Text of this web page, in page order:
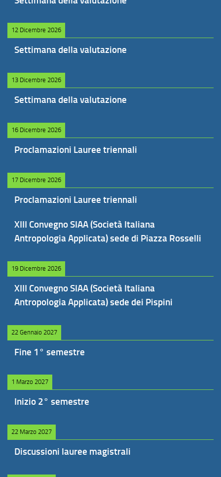
12 Dicembre 2026
Settimana della valutazione
13 Dicembre 2026
Settimana della valutazione
16 Dicembre 2026
Proclamazioni Lauree triennali
17 Dicembre 2026
Proclamazioni Lauree triennali
XIII Convegno SIAA (Società Italiana
Antropologia Applicata) sede di Piazza Rosselli
19 Dicembre 2026
XIII Convegno SIAA (Società Italiana
Antropologia Applicata) sede dei Pispini
22 Gennaio 2027
Fine 1° semestre
1 Marzo 2027
Inizio 2° semestre
22 Marzo 2027
Discussioni lauree magistrali